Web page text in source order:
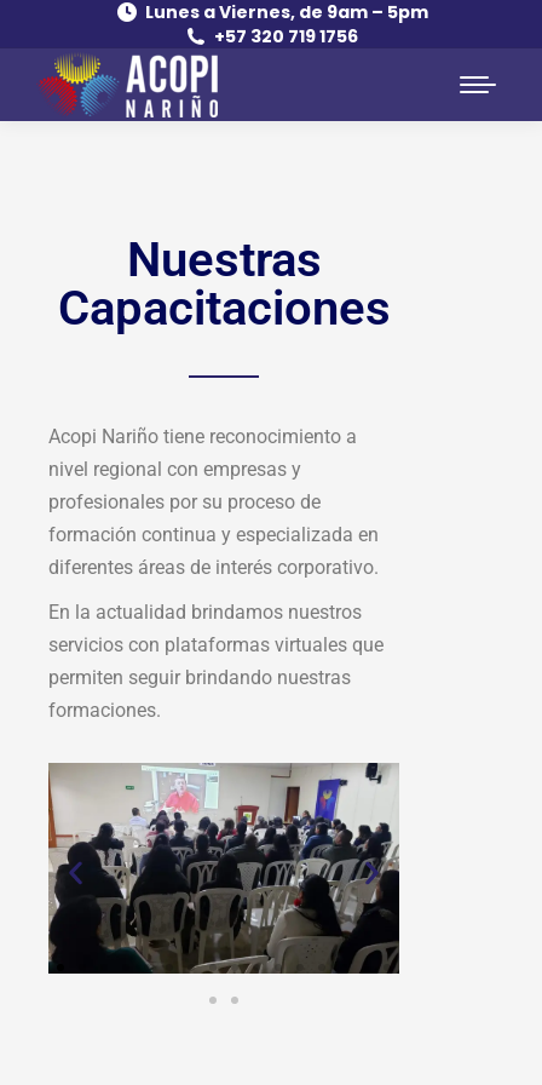
Lunes a Viernes, de 9am – 5pm
+57 320 719 1756
Nuestras
Capacitaciones
Acopi Nariño tiene reconocimiento a
nivel regional con empresas y
profesionales por su proceso de
formación continua y especializada en
diferentes áreas de interés corporativo.
En la actualidad brindamos nuestros
servicios con plataformas virtuales que
permiten seguir brindando nuestras
formaciones.